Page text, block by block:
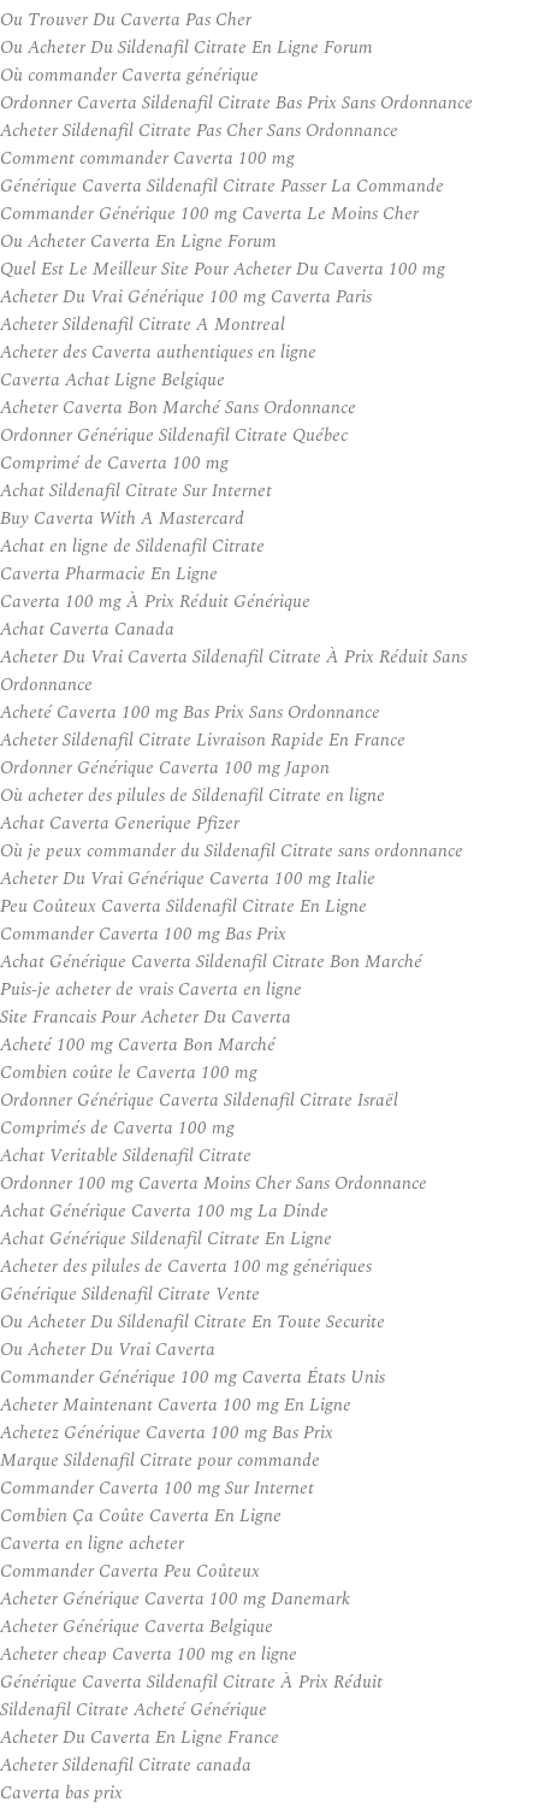
Ou Trouver Du Caverta Pas Cher
Ou Acheter Du Sildenafil Citrate En Ligne Forum
Où commander Caverta générique
Ordonner Caverta Sildenafil Citrate Bas Prix Sans Ordonnance
Acheter Sildenafil Citrate Pas Cher Sans Ordonnance
Comment commander Caverta 100 mg
Générique Caverta Sildenafil Citrate Passer La Commande
Commander Générique 100 mg Caverta Le Moins Cher
Ou Acheter Caverta En Ligne Forum
Quel Est Le Meilleur Site Pour Acheter Du Caverta 100 mg
Acheter Du Vrai Générique 100 mg Caverta Paris
Acheter Sildenafil Citrate A Montreal
Acheter des Caverta authentiques en ligne
Caverta Achat Ligne Belgique
Acheter Caverta Bon Marché Sans Ordonnance
Ordonner Générique Sildenafil Citrate Québec
Comprimé de Caverta 100 mg
Achat Sildenafil Citrate Sur Internet
Buy Caverta With A Mastercard
Achat en ligne de Sildenafil Citrate
Caverta Pharmacie En Ligne
Caverta 100 mg À Prix Réduit Générique
Achat Caverta Canada
Acheter Du Vrai Caverta Sildenafil Citrate À Prix Réduit Sans
Ordonnance
Acheté Caverta 100 mg Bas Prix Sans Ordonnance
Acheter Sildenafil Citrate Livraison Rapide En France
Ordonner Générique Caverta 100 mg Japon
Où acheter des pilules de Sildenafil Citrate en ligne
Achat Caverta Generique Pfizer
Où je peux commander du Sildenafil Citrate sans ordonnance
Acheter Du Vrai Générique Caverta 100 mg Italie
Peu Coûteux Caverta Sildenafil Citrate En Ligne
Commander Caverta 100 mg Bas Prix
Achat Générique Caverta Sildenafil Citrate Bon Marché
Puis-je acheter de vrais Caverta en ligne
Site Francais Pour Acheter Du Caverta
Acheté 100 mg Caverta Bon Marché
Combien coûte le Caverta 100 mg
Ordonner Générique Caverta Sildenafil Citrate Israël
Comprimés de Caverta 100 mg
Achat Veritable Sildenafil Citrate
Ordonner 100 mg Caverta Moins Cher Sans Ordonnance
Achat Générique Caverta 100 mg La Dinde
Achat Générique Sildenafil Citrate En Ligne
Acheter des pilules de Caverta 100 mg génériques
Générique Sildenafil Citrate Vente
Ou Acheter Du Sildenafil Citrate En Toute Securite
Ou Acheter Du Vrai Caverta
Commander Générique 100 mg Caverta États Unis
Acheter Maintenant Caverta 100 mg En Ligne
Achetez Générique Caverta 100 mg Bas Prix
Marque Sildenafil Citrate pour commande
Commander Caverta 100 mg Sur Internet
Combien Ça Coûte Caverta En Ligne
Caverta en ligne acheter
Commander Caverta Peu Coûteux
Acheter Générique Caverta 100 mg Danemark
Acheter Générique Caverta Belgique
Acheter cheap Caverta 100 mg en ligne
Générique Caverta Sildenafil Citrate À Prix Réduit
Sildenafil Citrate Acheté Générique
Acheter Du Caverta En Ligne France
Acheter Sildenafil Citrate canada
Caverta bas prix